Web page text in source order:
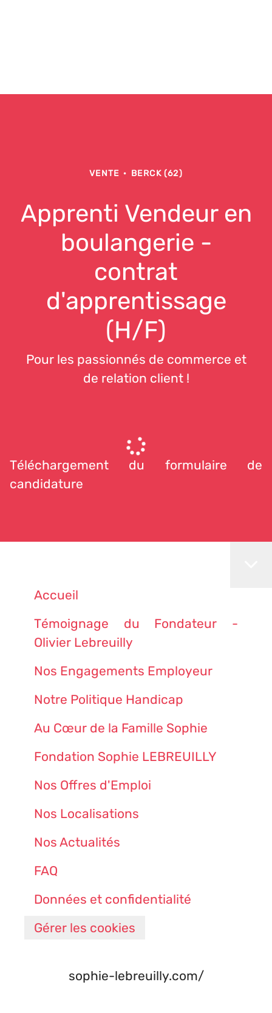
VENTE · BERCK (62)
Apprenti Vendeur en
boulangerie -
contrat
d'apprentissage
(H/F)
Pour les passionnés de commerce et
de relation client !
Téléchargement du formulaire de
candidature
Accueil
Témoignage du Fondateur -
Olivier Lebreuilly
Nos Engagements Employeur
Notre Politique Handicap
Au Cœur de la Famille Sophie
Fondation Sophie LEBREUILLY
Nos Offres d'Emploi
Nos Localisations
Nos Actualités
FAQ
Données et confidentialité
Gérer les cookies
sophie-lebreuilly.com/